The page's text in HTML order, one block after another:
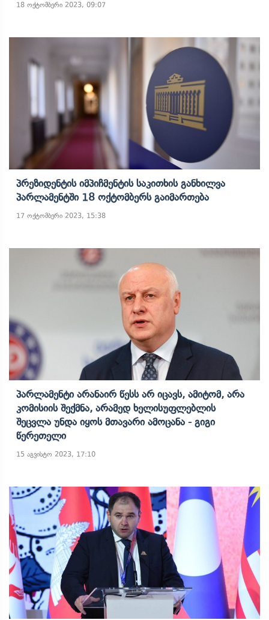
18 ოქტომბერი 2023, 09:07
Პრეზიდენტის Იმპიჩმენტის Საკითხის Განხილვა
Პარლამენტში 18 Ოქტომბერს Გაიმართება
17 ოქტომბერი 2023, 15:38
Პარლამენტი Არანაირ Წესს Არ Იცავს, Ამიტომ, Არა
Კომისიის Შექმნა, Არამედ Ხელისუფლებლის
Შეცვლა Უნდა Იყოს Მთავარი Ამოცანა - Გიგი
Წერეთელი
15 აგვისტო 2023, 17:10